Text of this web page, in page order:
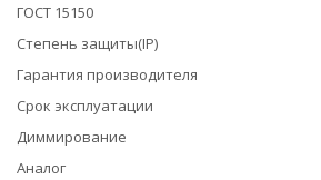
ГОСТ 15150
Степень защиты(IP)
Гарантия производителя
Срок эксплуатации
Диммирование
Аналог